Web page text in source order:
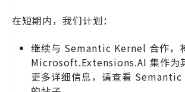
在短期内，我们计划：
继续与 Semantic Kernel 合作，
Microsoft.Extensions.AI 集作为
更多详细信息，请查看